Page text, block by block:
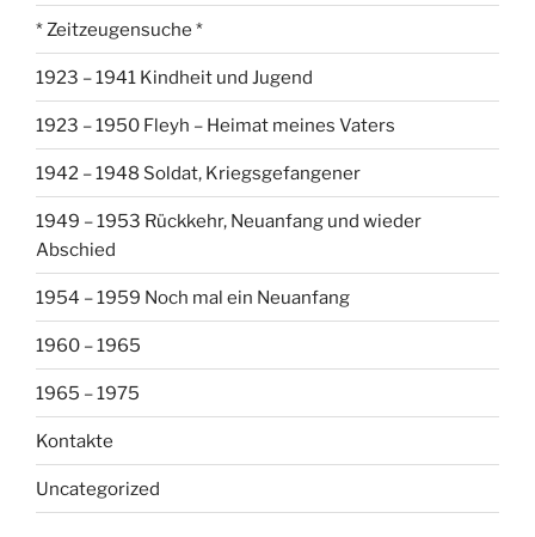
* Zeitzeugensuche *
1923 – 1941 Kindheit und Jugend
1923 – 1950 Fleyh – Heimat meines Vaters
1942 – 1948 Soldat, Kriegsgefangener
1949 – 1953 Rückkehr, Neuanfang und wieder
Abschied
1954 – 1959 Noch mal ein Neuanfang
1960 – 1965
1965 – 1975
Kontakte
Uncategorized